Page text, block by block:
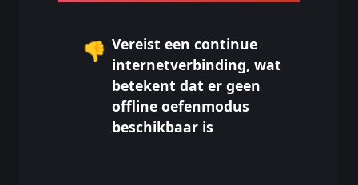
👎 Vereist een continue
internetverbinding, wat
betekent dat er geen
offline oefenmodus
beschikbaar is